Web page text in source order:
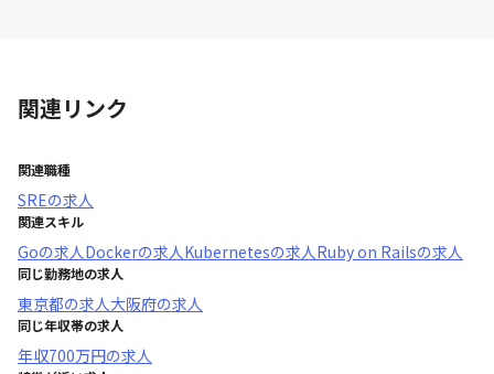
関連リンク
関連職種
SREの求人
関連スキル
Goの求人Dockerの求人Kubernetesの求人Ruby on Railsの求人
同じ勤務地の求人
東京都の求人大阪府の求人
同じ年収帯の求人
年収700万円の求人